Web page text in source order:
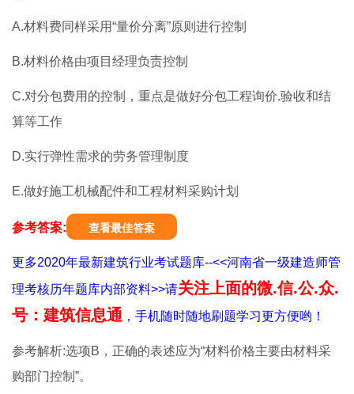
A.材料费同样采用“量价分离”原则进行控制
B.材料价格由项目经理负责控制
C.对分包费用的控制，重点是做好分包工程询价.验收和结
算等工作
D.实行弹性需求的劳务管理制度
E.做好施工机械配件和工程材料采购计划
参考答案: 查看最佳答案
更多2020年最新建筑行业考试题库--<<河南省一级建造师管
理考核历年题库内部资料>>请关注上面的微.信.公.众.
号：建筑信息通 ，手机随时随地刷题学习更方便哟！
参考解析:选项B，正确的表述应为“材料价格主要由材料采
购部门控制”。